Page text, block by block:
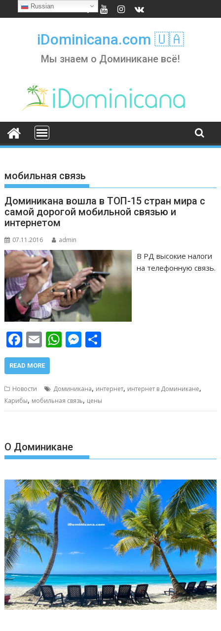
to
iDominicana.com 🇺🇦
Мы знаем о Доминикане всё!
мобильная связь
Доминикана вошла в ТОП-15 стран мира с
самой дорогой мобильной связью и
интернетом
07.11.2016 admin
В РД высокие налоги
на телефонную связь.
F
ac
e
b
o
o
E
m
ai
l
W
s
A
p
M
e
n
g
р
а
в
ь
READ MORE
Новости Доминикана, интернет, интернет в Доминикане,
Карибы, мобильная связь, цены
О Доминикане
Russian